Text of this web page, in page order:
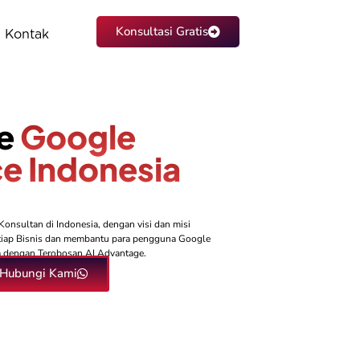
Kontak Konsultasi Gratis
Google
Indonesia
di Indonesia, dengan visi dan misi
Bisnis dan membantu para pengguna Google
Terobosan AI Advantage.
Kami